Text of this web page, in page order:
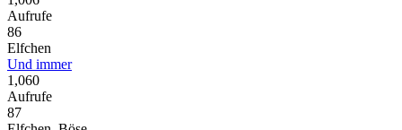
Aufrufe
86
Elfchen
Und immer
1,060
Aufrufe
87